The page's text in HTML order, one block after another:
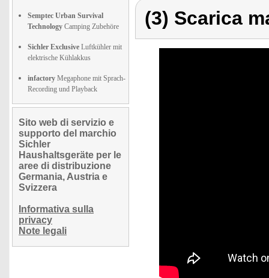
Semptec Urban Survival
Technology Camping Zubehöre
Sichler Exclusive Luftkühler mit
elektrische Kühlakkus
infactory Megaphone mit Sprach-
Recording und Playback
Sito web di servizio e
supporto del marchio
Sichler
Haushaltsgeräte per le
aree di distribuzione
Germania, Austria e
Svizzera
Informativa sulla
privacy
Note legali
(3) Scarica